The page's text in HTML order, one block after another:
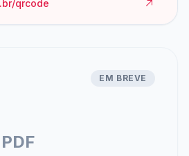
qrcode
EM BREVE